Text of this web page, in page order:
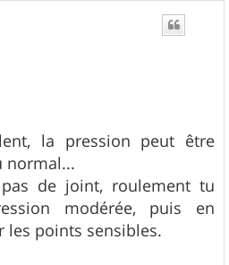
la pression peut être
normal...
de joint, roulement tu
modérée, puis en
les points sensibles.